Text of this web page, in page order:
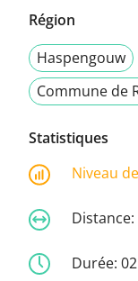
Région
Haspengouw
Commune de
Statistiques
Niveau
Distance:
Durée: